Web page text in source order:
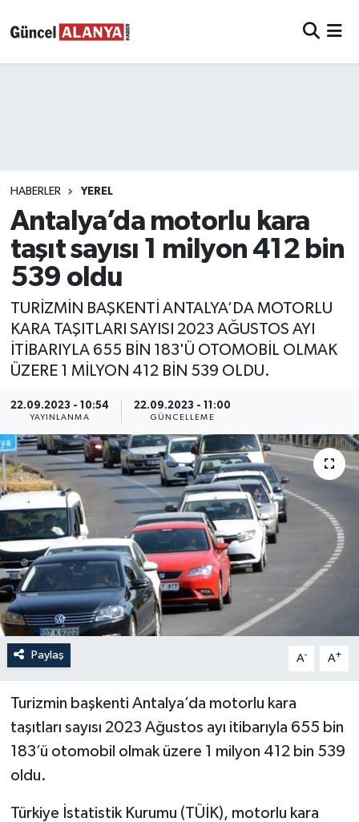
HABERLER YEREL
Antalya’da motorlu kara
taşıt sayısı 1 milyon 412 bin
539 oldu
TURİZMİN BAŞKENTİ ANTALYA’DA MOTORLU
KARA TAŞITLARI SAYISI 2023 AĞUSTOS AYI
İTİBARIYLA 655 BİN 183'Ü OTOMOBİL OLMAK
ÜZERE 1 MİLYON 412 BİN 539 OLDU.
22.09.2023 - 10:54
YAYINLANMA
22.09.2023 - 11:00
GÜNCELLEME
Paylaş A- A+
Turizmin başkenti Antalya’da motorlu kara
taşıtları sayısı 2023 Ağustos ayı itibarıyla 655 bin
183’ü otomobil olmak üzere 1 milyon 412 bin 539
oldu.
Türkiye İstatistik Kurumu (TÜİK), motorlu kara